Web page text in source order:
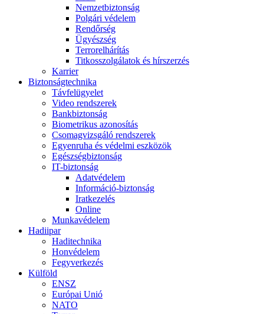
Nemzetbiztonság
Polgári védelem
Rendőrség
Ügyészség
Terrorelhárítás
Titkosszolgálatok és hírszerzés
Karrier
Biztonságtechnika
Távfelügyelet
Video rendszerek
Bankbiztonság
Biometrikus azonosítás
Csomagvizsgáló rendszerek
Egyenruha és védelmi eszközök
Egészségbiztonság
IT-biztonság
Adatvédelem
Információ-biztonság
Iratkezelés
Online
Munkavédelem
Hadiipar
Haditechnika
Honvédelem
Fegyverkezés
Külföld
ENSZ
Európai Unió
NATO